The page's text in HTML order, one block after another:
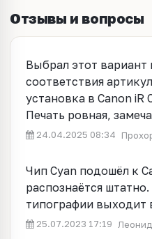
Отзывы и вопросы
Выбрал этот вариант
соответствия
установка в Canon iR
Печать ровная,
24.04.2025 08:34
Чип Cyan подошёл к
распознаётся
типографии выходит
25.07.2023 17:19